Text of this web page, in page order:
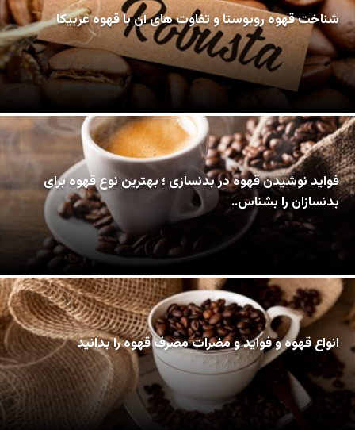
شناخت قهوه روبوستا و تفاوت های آن با قهوه عربیکا
فواید نوشیدن قهوه در بدنسازی ؛ بهترین نوع قهوه برای
بدنسازان را بشناس..
انواع قهوه و فواید و مضرات مصرف قهوه را بدانید